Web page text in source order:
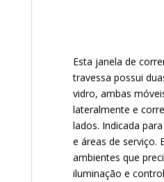
Esta janela de
travessa possui
vidro, ambas
lateralmente e
lados. Indicada
e áreas de serviço.
ambientes que
iluminação e